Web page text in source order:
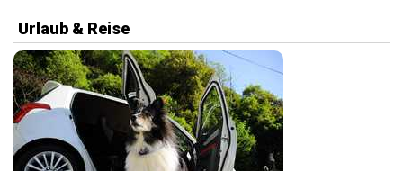
Urlaub & Reise